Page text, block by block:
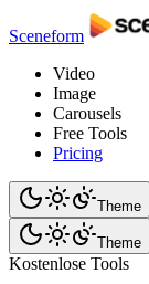
Sceneform
Video
Image
Carousels
Free Tools
Pricing
Theme
Theme
Kostenlose Tools